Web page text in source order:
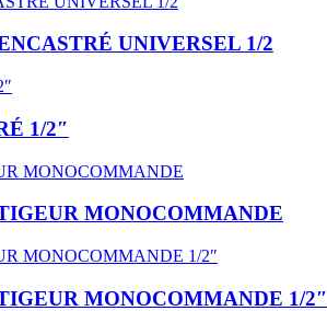
UNIVERSEL 1/2
1/2″
MONOCOMMANDE
MONOCOMMANDE 1/2″